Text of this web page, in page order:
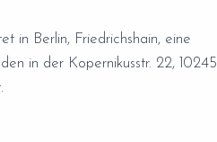
in Berlin, Friedrichshain, eine
in der Kopernikusstr. 22, 10245